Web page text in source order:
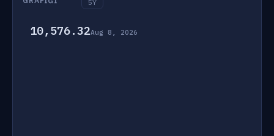
5Y
10,576.32Aug 8, 2026